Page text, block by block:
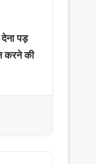
पड़
करने की